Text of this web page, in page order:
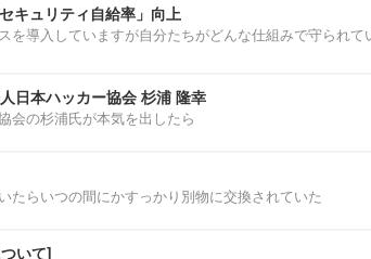
キュリティ自給率」向上
を導入していますが自分たちがどんな仕組みで守られ
日本ハッカー協会 杉浦 隆幸
会の杉浦氏が本気を出したら
たらいつの間にかすっかり別物に交換されていた
いて]